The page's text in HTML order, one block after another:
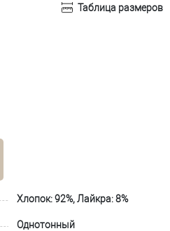
Таблица размеров
Хлопок: 92%, Лайкра: 8%
Однотонный